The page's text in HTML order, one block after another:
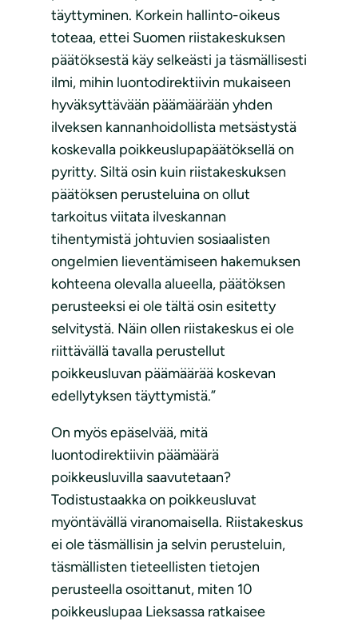
täyttyminen. Korkein hallinto-oikeus
toteaa, ettei Suomen riistakeskuksen
päätöksestä käy selkeästi ja täsmällisesti
ilmi, mihin luontodirektiivin mukaiseen
hyväksyttävään päämäärään yhden
ilveksen kannanhoidollista metsästystä
koskevalla poikkeuslupapäätöksellä on
pyritty. Siltä osin kuin riistakeskuksen
päätöksen perusteluina on ollut
tarkoitus viitata ilveskannan
tihentymistä johtuvien sosiaalisten
ongelmien lieventämiseen hakemuksen
kohteena olevalla alueella, päätöksen
perusteeksi ei ole tältä osin esitetty
selvitystä. Näin ollen riistakeskus ei ole
riittävällä tavalla perustellut
poikkeusluvan päämäärää koskevan
edellytyksen täyttymistä.”
On myös epäselvää, mitä
luontodirektiivin päämäärä
poikkeusluvilla saavutetaan?
Todistustaakka on poikkeusluvat
myöntävällä viranomaisella. Riistakeskus
ei ole täsmällisin ja selvin perusteluin,
täsmällisten tieteellisten tietojen
perusteella osoittanut, miten 10
poikkeuslupaa Lieksassa ratkaisee